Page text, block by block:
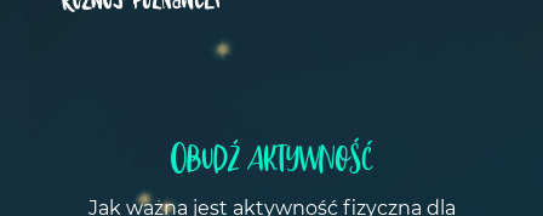
Obudź aktywność
Jak ważna jest aktywność fizyczna dla